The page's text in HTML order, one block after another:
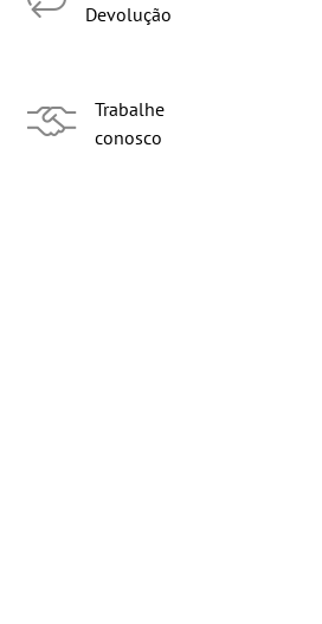
Devolução
Trabalhe
conosco